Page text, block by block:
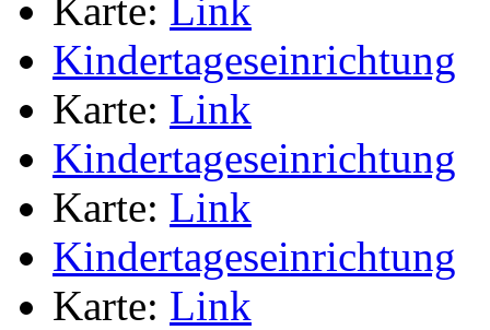
Karte: Link
Kindertageseinrichtung
Karte: Link
Kindertageseinrichtung
Karte: Link
Kindertageseinrichtung
Karte: Link